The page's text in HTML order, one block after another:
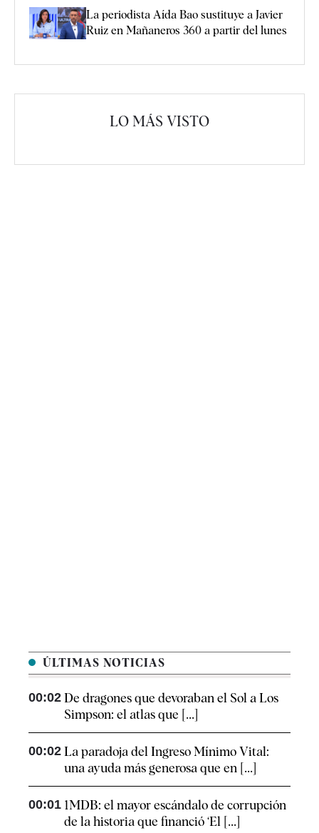
La periodista Aída Bao sustituye a Javier
Ruiz en Mañaneros 360 a partir del lunes
LO MÁS VISTO
ÚLTIMAS NOTICIAS
00:02 De dragones que devoraban el Sol a Los
Simpson: el atlas que [...]
00:02 La paradoja del Ingreso Mínimo Vital:
una ayuda más generosa que en [...]
00:01 1MDB: el mayor escándalo de corrupción
de la historia que financió ‘El [...]